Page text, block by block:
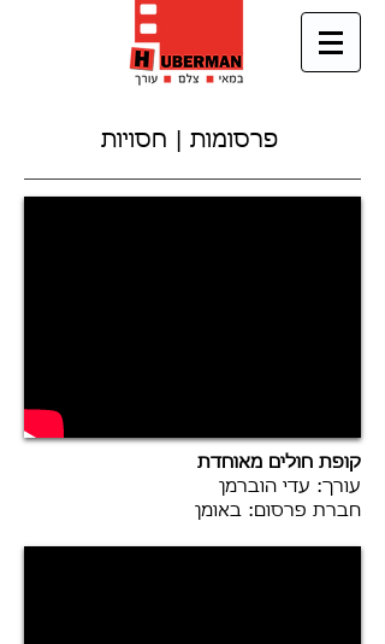
פרסומות | חסויות
קופת חולים מאוחדת
עורך: עדי הוברמן
חברת פרסום: באומן